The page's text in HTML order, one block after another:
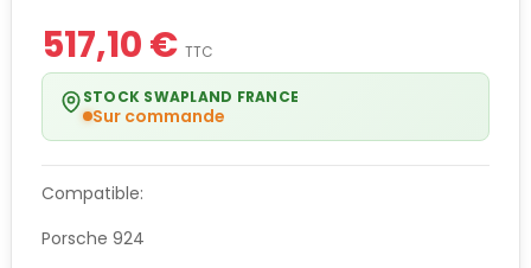
517,10 € TTC
STOCK SWAPLAND FRANCE
Sur commande
Compatible:
Porsche 924